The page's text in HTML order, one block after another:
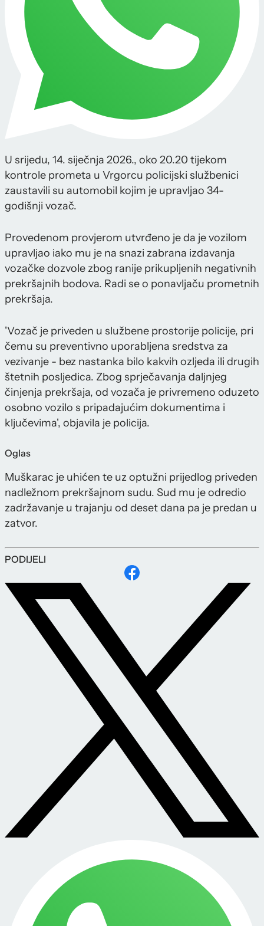
U srijedu, 14. siječnja 2026., oko 20.20 tijekom
kontrole prometa u Vrgorcu policijski službenici
zaustavili su automobil kojim je upravljao 34-
godišnji vozač.
Provedenom provjerom utvrđeno je da je vozilom
upravljao iako mu je na snazi zabrana izdavanja
vozačke dozvole zbog ranije prikupljenih negativnih
prekršajnih bodova. Radi se o ponavljaču prometnih
prekršaja.
'Vozač je priveden u službene prostorije policije, pri
čemu su preventivno uporabljena sredstva za
vezivanje - bez nastanka bilo kakvih ozljeda ili drugih
štetnih posljedica. Zbog sprječavanja daljnjeg
činjenja prekršaja, od vozača je privremeno oduzeto
osobno vozilo s pripadajućim dokumentima i
ključevima', objavila je policija.
Oglas
Muškarac je uhićen te uz optužni prijedlog priveden
nadležnom prekršajnom sudu. Sud mu je odredio
zadržavanje u trajanju od deset dana pa je predan u
zatvor.
PODIJELI